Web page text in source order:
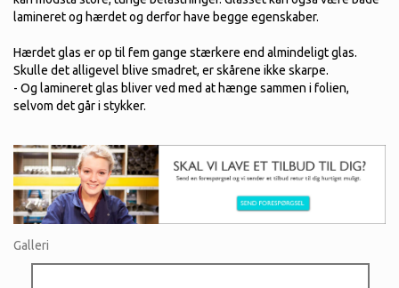
lamineret og hærdet og derfor have begge egenskaber.
Hærdet glas er op til fem gange stærkere end almindeligt glas.
Skulle det alligevel blive smadret, er skårene ikke skarpe.
- Og lamineret glas bliver ved med at hænge sammen i folien,
selvom det går i stykker.
Galleri